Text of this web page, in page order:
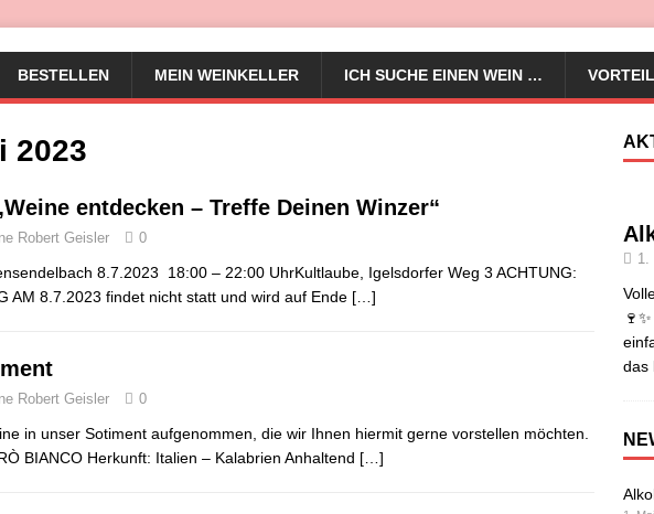
BESTELLEN MEIN WEINKELLER ICH SUCHE EINEN WEIN …
2023
entdecken – Treffe Deinen Winzer“
Robert Geisler 0
8.7.2023 18:00 – 22:00 UhrKultlaube, Igelsdorfer Weg 3 ACHTUNG:
AM 8.7.2023 findet nicht statt und wird auf Ende […]
Robert Geisler 0
in unser Sotiment aufgenommen, die wir Ihnen hiermit gerne vorstellen möchten.
BIANCO Herkunft: Italien – Kalabrien Anhaltend […]
1.
das